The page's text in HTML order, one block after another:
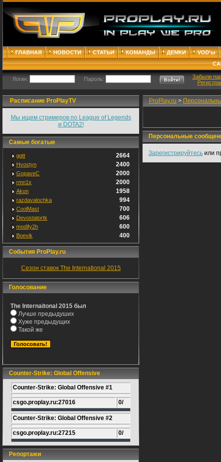
ГЛАВНАЯ НОВОСТИ СТАТЬИ КОМАНДЫ ДЕМКИ
VOD'ы
Логин: Пароль:
Забыли
Расписание ProPlayTV
Мы ищем стримеров по League of Legends
и DOTA2!
Самые богатые
ggtt 2664
Hvostyn 2400
GopaveC 2000
rmn1x 2000
Akon 1958
razdavalochka 994
CoolMast 700
Devostatortk 606
modify2h 600
Boevik 400
События ProPlay.ru
Сезон ставок The International 2015
Голосование
The Internaitonal 2015 был
Лучше предыдуших
Хуже предыдущих
Такой же
Counter-Strike: Global Offensive
Counter-Strike: Global Offensive #1
csgo.proplay.ru:27016 0/
Counter-Strike: Global Offensive #2
csgo.proplay.ru:27215 0/
Репортажи
ProPlay.ru >
Персональные
Зарегистрируйтесь или